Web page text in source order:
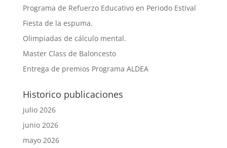
Programa de Refuerzo Educativo en Periodo Estival
Fiesta de la espuma.
Olimpiadas de cálculo mental.
Master Class de Baloncesto
Entrega de premios Programa ALDEA
Historico publicaciones
julio 2026
junio 2026
mayo 2026